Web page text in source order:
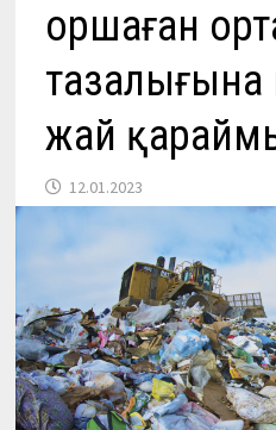
Қоршаған
тазалығына
жай
12.01.2023